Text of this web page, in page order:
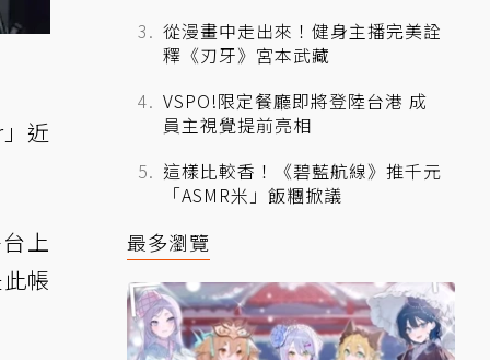
近
上
帳
從漫畫中走出來！健身主播完美詮
釋《刃牙》宮本武藏
VSPO!限定餐廳即將登陸台港 成
員主視覺提前亮相
這樣比較香！《碧藍航線》推千元
「ASMR米」飯糰掀議
最多瀏覽